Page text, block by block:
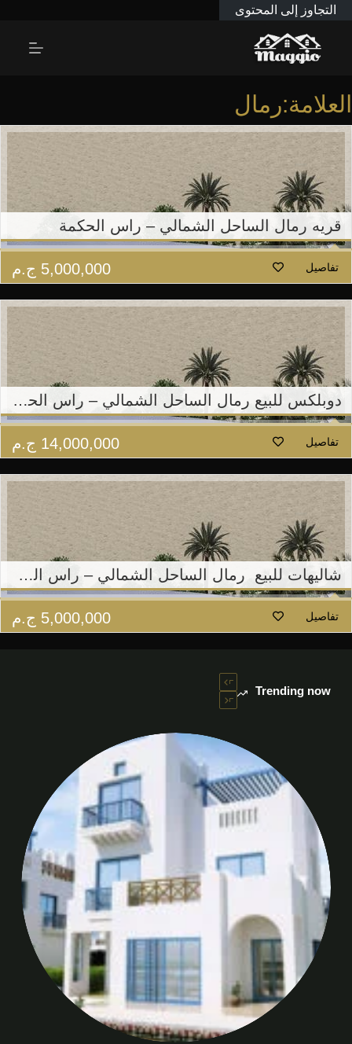
التجاوز إلى المحتوى
العلامة:رمال
قريه رمال الساحل الشمالي – راس الحكمة
5,000,000 ج.م تفاصيل
دوبلكس للبيع رمال الساحل الشمالي – راس الحكمة.
14,000,000 ج.م تفاصيل
شاليهات للبيع رمال الساحل الشمالي – راس الحكمة.
5,000,000 ج.م تفاصيل
Trending now